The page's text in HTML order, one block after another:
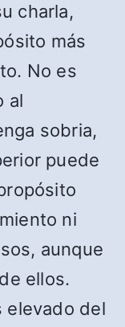
charla,
más
No es
al
sobria,
puede
ni
aunque
ellos.
elevado del